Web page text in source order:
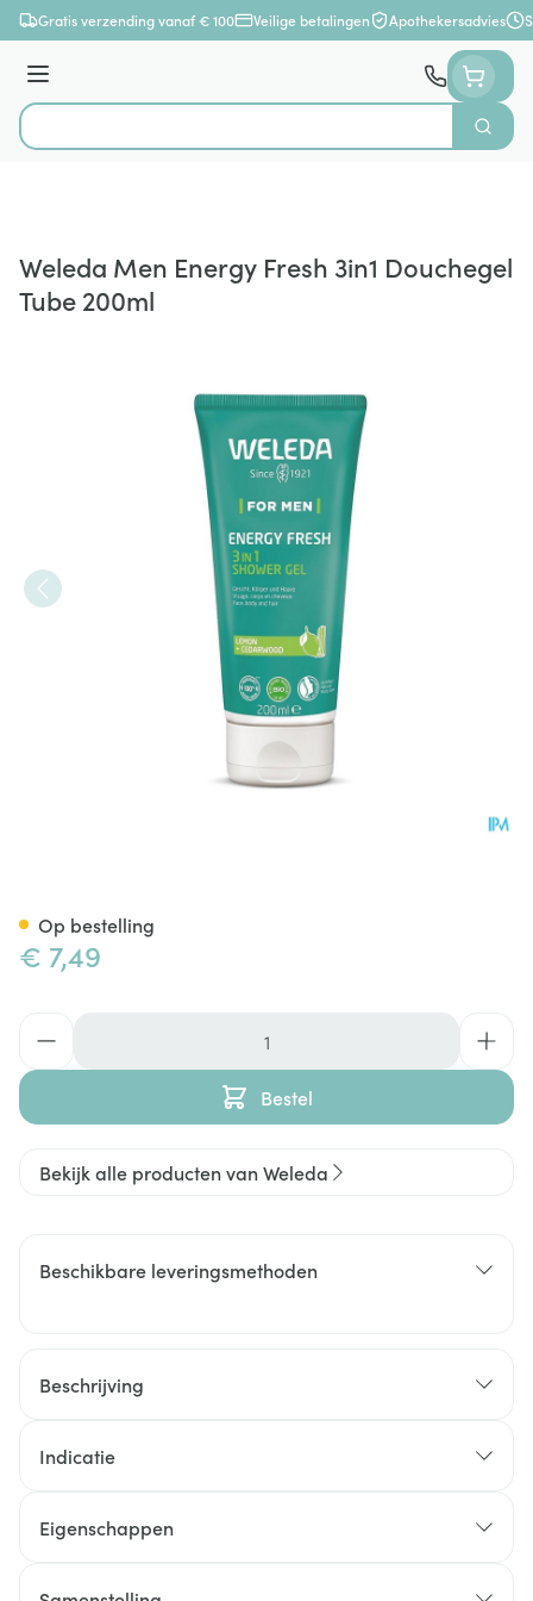
Ga naar de inhoud
Gratis verzending vanaf € 100 Veilige betalingen Apothekersadvies
Menu
Product, merk, categorie...
Zoek
Weleda Men Energy Fresh 3in1 Douchegel
Tube 200ml
€ 7,49
Bestel
Op bestelling
Bekijk alle producten van Weleda
Beschikbare leveringsmethoden
Beschrijving
Indicatie
Eigenschappen